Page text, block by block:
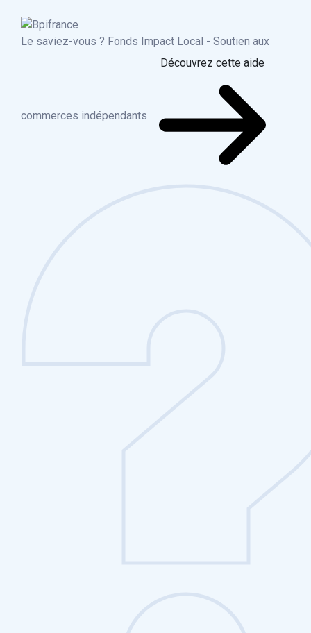
Le saviez-vous ? Fonds Impact Local - Soutien aux
commerces indépendants
Découvrez cette aide